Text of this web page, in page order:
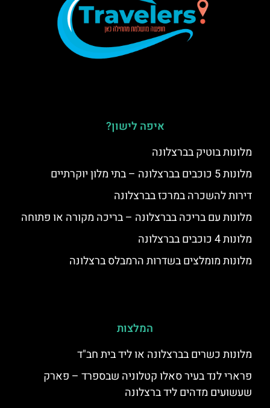
איפה לישון?
מלונות בוטיק בברצלונה
מלונות 5 כוכבים בברצלונה – בתי מלון יוקרתיים
דירות להשכרה במרכז בברצלונה
מלונות עם בריכה בברצלונה – בריכה מקורה או פתוחה
מלונות 4 כוכבים בברצלונה
מלונות מומלצים בשדרות הרמבלס ברצלונה
המלצות
מלונות כשרים בברצלונה או ליד בית חב"ד
פרארי לנד בעיר סאלו קטלוניה שבספרד – פארק
שעשועים מדהים ליד ברצלונה